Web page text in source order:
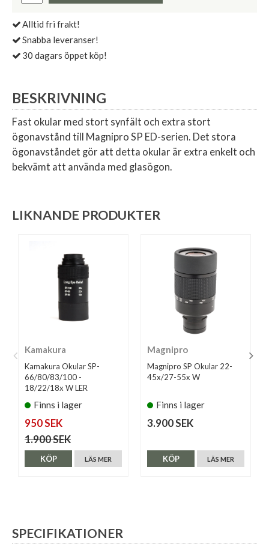
Alltid fri frakt!
Snabba leveranser!
30 dagars öppet köp!
BESKRIVNING
Fast okular med stort synfält och extra stort
ögonavstånd till Magnipro SP ED-serien. Det stora
ögonavståndet gör att detta okular är extra enkelt och
bekvämt att använda med glasögon.
LIKNANDE PRODUKTER
Kamakura
Kamakura Okular SP-
66/80/83/100 -
18/22/18x W LER
Finns i lager
950 SEK
1.900 SEK
LÄS MER
KÖP
Magnipro
Magnipro SP Okular 22-
45x/27-55x W
Finns i lager
3.900 SEK
LÄS MER
KÖP
SPECIFIKATIONER